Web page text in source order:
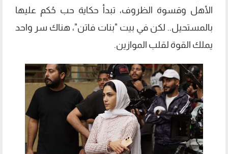
الأهل وقسوة الظروف، تبدأ حكاية حب حُكم عليها
بالمستحيل.. لكن في بيت "بنات فاتن"، هناك سر واحد
يملك القوة لقلب الموازين.